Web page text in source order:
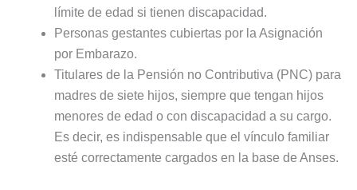
límite de edad si tienen discapacidad.
Personas gestantes cubiertas por la Asignación
por Embarazo.
Titulares de la Pensión no Contributiva (PNC) para
madres de siete hijos, siempre que tengan hijos
menores de edad o con discapacidad a su cargo.
Es decir, es indispensable que el vínculo familiar
esté correctamente cargados en la base de Anses.